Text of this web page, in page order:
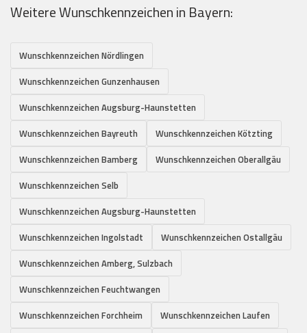
Weitere Wunschkennzeichen in Bayern:
Wunschkennzeichen Nördlingen
Wunschkennzeichen Gunzenhausen
Wunschkennzeichen Augsburg-Haunstetten
Wunschkennzeichen Bayreuth
Wunschkennzeichen Kötzting
Wunschkennzeichen Bamberg
Wunschkennzeichen Oberallgäu
Wunschkennzeichen Selb
Wunschkennzeichen Augsburg-Haunstetten
Wunschkennzeichen Ingolstadt
Wunschkennzeichen Ostallgäu
Wunschkennzeichen Amberg, Sulzbach
Wunschkennzeichen Feuchtwangen
Wunschkennzeichen Forchheim
Wunschkennzeichen Laufen